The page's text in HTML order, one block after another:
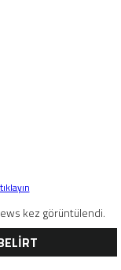
kez görüntülendi.